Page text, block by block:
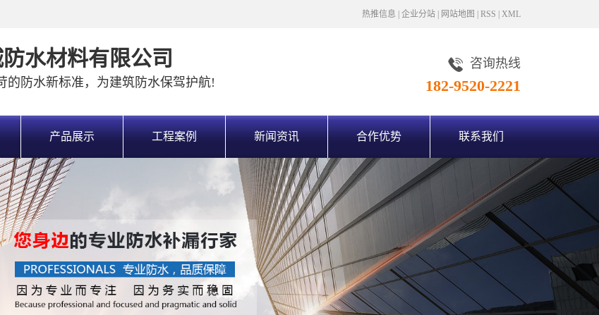
热推信息 企业分站| 网站地图 RSS XML
水材料有限公司
的防水新标准，为建筑防水保驾护航!
咨询热线
182-9520-2221
产品展示 工程案例 新闻资讯 合作优势 联系我们